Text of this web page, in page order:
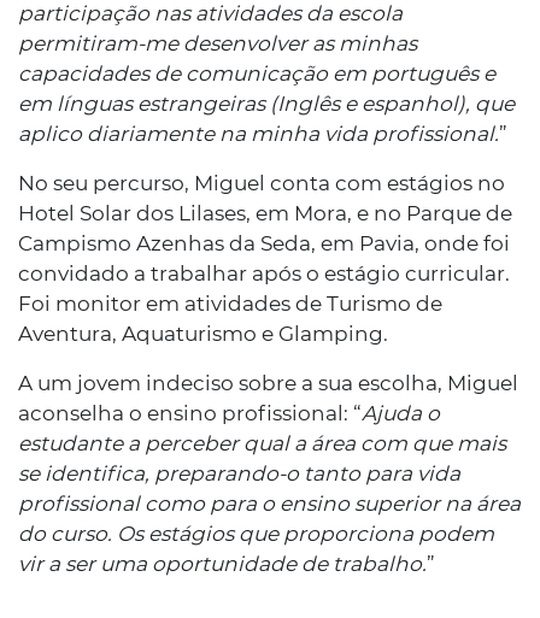
participação nas atividades da escola
permitiram-me desenvolver as minhas
capacidades de comunicação em português e
em línguas estrangeiras (Inglês e espanhol), que
aplico diariamente na minha vida profissional.”
No seu percurso, Miguel conta com estágios no
Hotel Solar dos Lilases, em Mora, e no Parque de
Campismo Azenhas da Seda, em Pavia, onde foi
convidado a trabalhar após o estágio curricular.
Foi monitor em atividades de Turismo de
Aventura, Aquaturismo e Glamping.
A um jovem indeciso sobre a sua escolha, Miguel
aconselha o ensino profissional: “Ajuda o
estudante a perceber qual a área com que mais
se identifica, preparando-o tanto para vida
profissional como para o ensino superior na área
do curso. Os estágios que proporciona podem
vir a ser uma oportunidade de trabalho.”